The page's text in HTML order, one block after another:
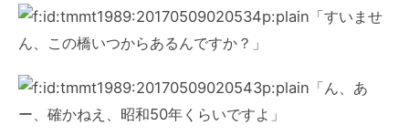
「すいませ
ん、この橋いつからあるんですか？」
「ん、あ
ー、確かねえ、昭和50年くらいですよ」